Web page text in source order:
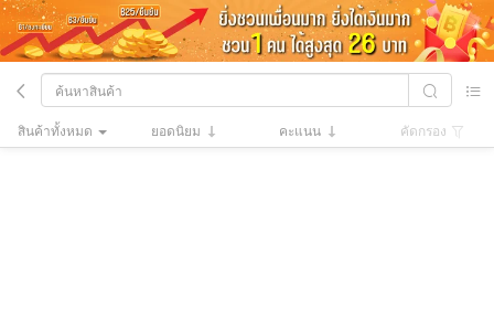
สินค้าทั้งหมด ยอดนิยม คะแนน คัดกรอง
ไม่มีข้อมูลอีกแล้ว